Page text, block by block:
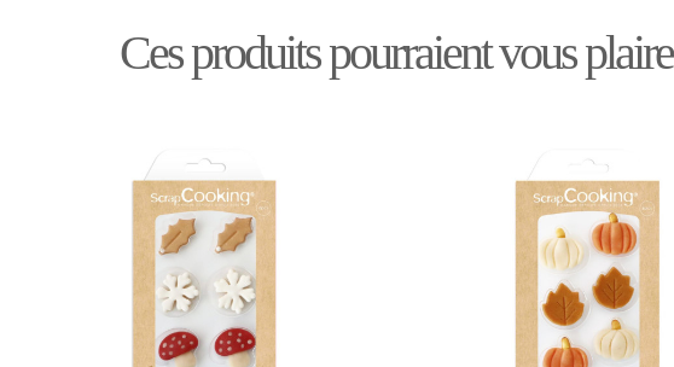
Ces produits pourraient vous plaire